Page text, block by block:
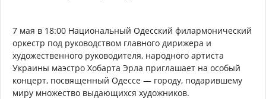
7 мая в 18:00 Национальный Одесский филармонический
оркестр под руководством главного дирижера и
художественного руководителя, народного артиста
Украины маэстро Хобарта Эрла приглашает на особый
концерт, посвященный Одессе — городу, подарившему
миру множество выдающихся художников.